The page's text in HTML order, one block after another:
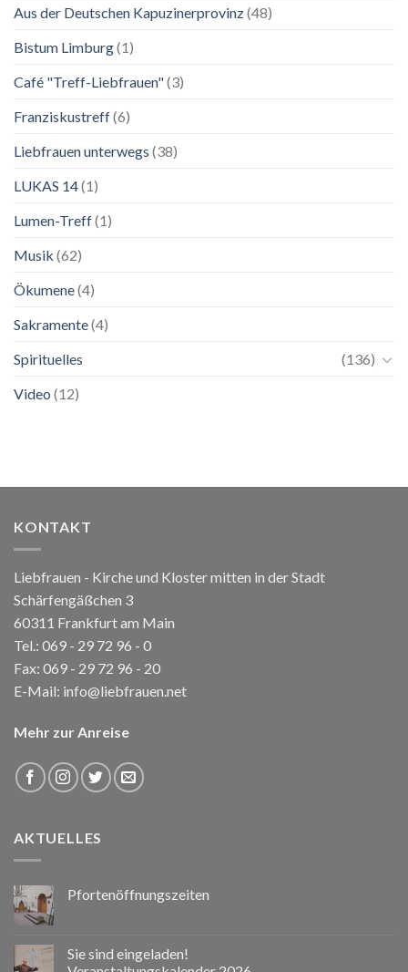
Ausstellung
Aus der Deutschen Kapuzinerprovinz(48)
Bistum Limburg(1)
Café "Treff-Liebfrauen"(3)
Franziskustreff(6)
Liebfrauen unterwegs (38)
LUKAS 14(1)
Lumen-Treff(1)
Musik (62)
Ökumene(4)
Sakramente(4)
Spirituelles
(136)
Video (12)
KONTAKT
Liebfrauen - Kirche und Kloster mitten in der Stadt
Schärfengäßchen 3
60311 Frankfurt am Main
Tel.: 069 - 29 72 96 - 0
Fax: 069 - 29 72 96 - 20
E-Mail: info@liebfrauen.net
Mehr zur Anreise
AKTUELLES
Pfortenöffnungszeiten
Sie sind eingeladen!